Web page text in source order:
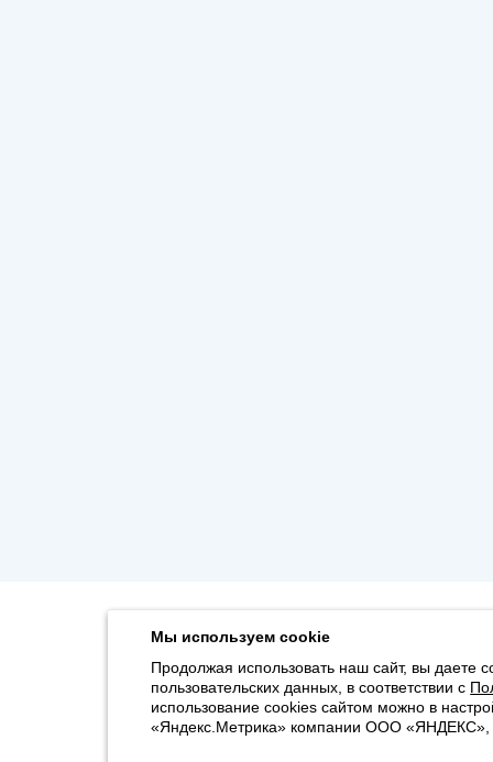
Мы используем cookie
Продолжая использовать наш сайт, вы даете
пользовательских данных, в соответствии с
использование cookies сайтом можно в
«Яндекс.Метрика» компании ООО «ЯНДЕКС»,